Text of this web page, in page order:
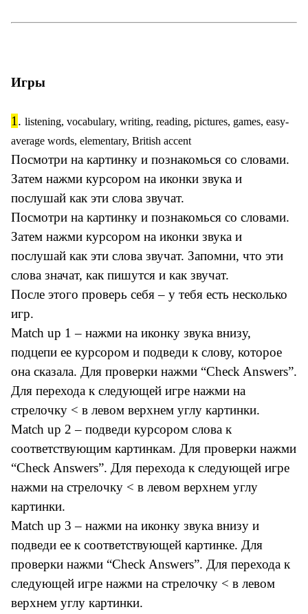
Игры
1 . listening, vocabulary, writing, reading, pictures, games, easy-
average words, elementary, British accent
Посмотри на картинку и познакомься со словами.
Затем нажми курсором на иконки звука и
послушай как эти слова звучат.
Посмотри на картинку и познакомься со словами.
Затем нажми курсором на иконки звука и
послушай как эти слова звучат. Запомни, что эти
слова значат, как пишутся и как звучат.
После этого проверь себя – у тебя есть несколько
игр.
Match up 1 – нажми на иконку звука внизу,
подцепи ее курсором и подведи к слову, которое
она сказала. Для проверки нажми “Check Answers”.
Для перехода к следующей игре нажми на
стрелочку < в левом верхнем углу картинки.
Match up 2 – подведи курсором слова к
соответствующим картинкам. Для проверки нажми
“Check Answers”. Для перехода к следующей игре
нажми на стрелочку < в левом верхнем углу
картинки.
Match up 3 – нажми на иконку звука внизу и
подведи ее к соответствующей картинке. Для
проверки нажми “Check Answers”. Для перехода к
следующей игре нажми на стрелочку < в левом
верхнем углу картинки.